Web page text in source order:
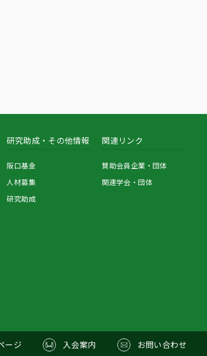
研究助成・その他情報
阪口基金
人材募集
研究助成
関連リンク
賛助会員企業・団体
関連学会・団体
ージ 入会案内 お問い合わせ